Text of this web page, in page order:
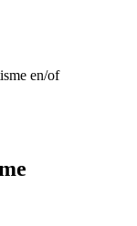
en/of